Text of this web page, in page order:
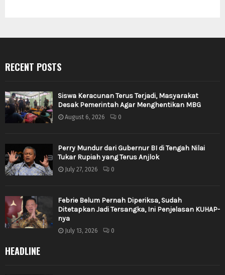
RECENT POSTS
Siswa Keracunan Terus Terjadi, Masyarakat
Desak Pemerintah Agar Menghentikan MBG
August 6, 2026 0
Perry Mundur dari Gubernur BI di Tengah Nilai
Tukar Rupiah yang Terus Anjlok
July 27, 2026 0
Febrie Belum Pernah Diperiksa, Sudah
Ditetapkan Jadi Tersangka, Ini Penjelasan KUHAP-
nya
July 13, 2026 0
HEADLINE